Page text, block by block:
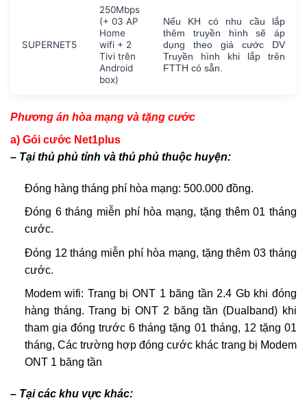
SUPERNET5
250Mbps
(+ 03 AP
Home
wifi + 2
Tivi trên
Android
box)
Nếu KH có nhu cầu lắp
thêm truyền hình sẽ áp
dụng theo giá cước DV
Truyền hình khi lắp trên
FTTH có sẵn.
Phương án hòa mạng và tặng cước
a) Gói cước Net1plus
– Tại thủ phủ tỉnh và thủ phủ thuộc huyện:
Đóng hàng tháng phí hòa mạng: 500.000 đồng.
Đóng 6 tháng miễn phí hòa mạng, tặng thêm 01 tháng
cước.
Đóng 12 tháng miễn phí hòa mạng, tặng thêm 03 tháng
cước.
Modem wifi: Trang bị ONT 1 băng tần 2.4 Gb khi đóng
hàng tháng. Trang bị ONT 2 băng tần (Dualband) khi
tham gia đóng trước 6 tháng tặng 01 tháng, 12 tặng 01
tháng, Các trường hợp đóng cước khác trang bị Modem
ONT 1 băng tần
– Tại các khu vực khác: